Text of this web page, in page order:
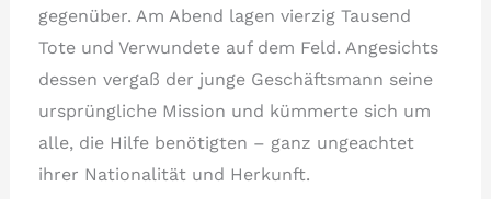
gegenüber. Am Abend lagen vierzig Tausend
Tote und Verwundete auf dem Feld. Angesichts
dessen vergaß der junge Geschäftsmann seine
ursprüngliche Mission und kümmerte sich um
alle, die Hilfe benötigten – ganz ungeachtet
ihrer Nationalität und Herkunft.